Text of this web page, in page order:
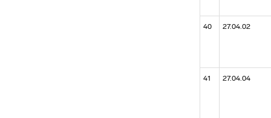
40 27.04.02
41 27.04.04